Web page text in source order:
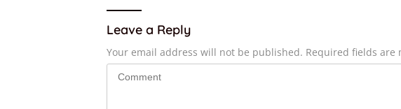
Leave a Reply
Your email address will not be published. Required fields are